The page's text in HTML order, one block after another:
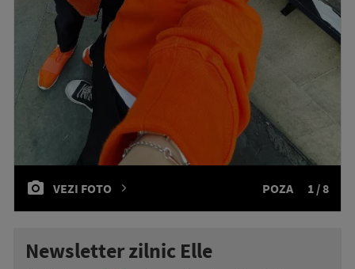
VEZI FOTO POZA 1 / 8
Newsletter zilnic Elle